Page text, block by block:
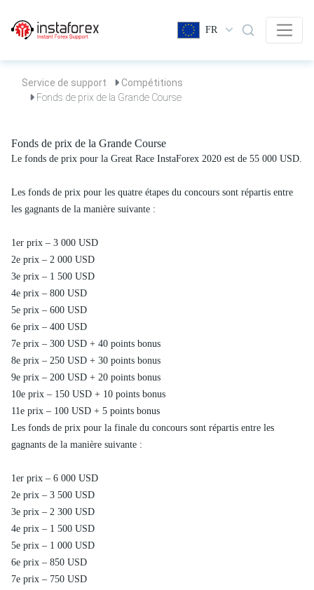
FR
Service de support
Compétitions
Fonds de prix de la Grande Course
Fonds de prix de la Grande Course
Le fonds de prix pour la Great Race InstaForex 2020 est de 55 000 USD.
Les fonds de prix pour les quatre étapes du concours sont répartis entre
les gagnants de la manière suivante :
1er prix – 3 000 USD
2e prix – 2 000 USD
3e prix – 1 500 USD
4e prix – 800 USD
5e prix – 600 USD
6e prix – 400 USD
7e prix – 300 USD + 40 points bonus
8e prix – 250 USD + 30 points bonus
9e prix – 200 USD + 20 points bonus
10e prix – 150 USD + 10 points bonus
11e prix – 100 USD + 5 points bonus
Les fonds de prix pour la finale du concours sont répartis entre les
gagnants de la manière suivante :
1er prix – 6 000 USD
2e prix – 3 500 USD
3e prix – 2 300 USD
4e prix – 1 500 USD
5e prix – 1 000 USD
6e prix – 850 USD
7e prix – 750 USD